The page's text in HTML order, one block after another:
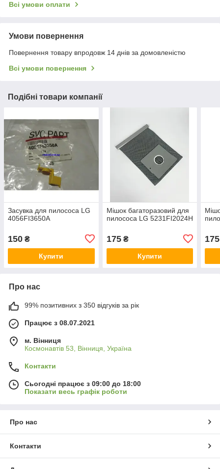
Всі умови оплати
Умови повернення
Повернення товару впродовж 14 днів за домовленістю
Всі умови повернення
Подібні товари компанії
Засувка для пилососа LG
4056FI3650A
150 ₴
Купити
Мішок багаторазовий для
пилососа LG 5231FI2024H
175₴
Купити
175
Про нас
99% позитивних з 350 відгуків за рік
Працює з 08.07.2021
м. Вінниця
Космонавтів 53, Вінниця, Україна
Контакти
Сьогодні працює з 09:00 до 18:00
Показати весь графік роботи
Про нас
Контакти